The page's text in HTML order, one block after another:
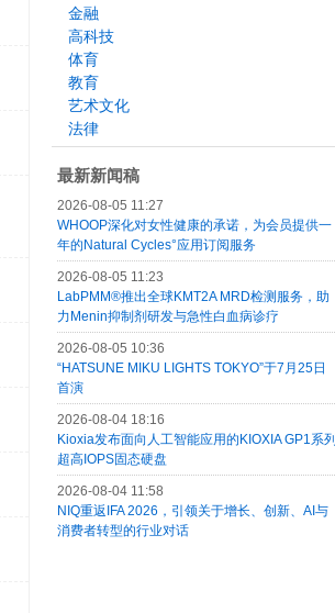
金融
高科技
体育
教育
艺术文化
法律
最新新闻稿
2026-08-05 11:27
WHOOP深化对女性健康的承诺，为会员提供一
年的Natural Cycles°应用订阅服务
2026-08-05 11:23
LabPMM®推出全球KMT2A MRD检测服务，助
力Menin抑制剂研发与急性白血病诊疗
2026-08-05 10:36
“HATSUNE MIKU LIGHTS TOKYO”于7月25日
首演
2026-08-04 18:16
Kioxia发布面向人工智能应用的KIOXIA GP1系列
超高IOPS固态硬盘
2026-08-04 11:58
NIQ重返IFA 2026，引领关于增长、创新、AI与
消费者转型的行业对话